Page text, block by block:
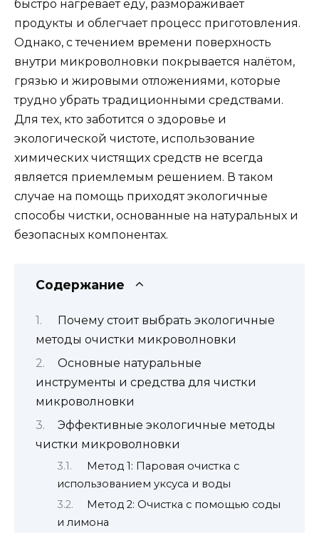
быстро нагревает еду, размораживает
продукты и облегчает процесс приготовления.
Однако, с течением времени поверхность
внутри микроволновки покрывается налётом,
грязью и жировыми отложениями, которые
трудно убрать традиционными средствами.
Для тех, кто заботится о здоровье и
экологической чистоте, использование
химических чистящих средств не всегда
является приемлемым решением. В таком
случае на помощь приходят экологичные
способы чистки, основанные на натуральных и
безопасных компонентах.
Содержание
Почему стоит выбрать экологичные
методы очистки микроволновки
Основные натуральные
инструменты и средства для чистки
микроволновки
Эффективные экологичные методы
чистки микроволновки
Метод 1: Паровая очистка с
использованием уксуса и воды
Метод 2: Очистка с помощью соды
и лимона